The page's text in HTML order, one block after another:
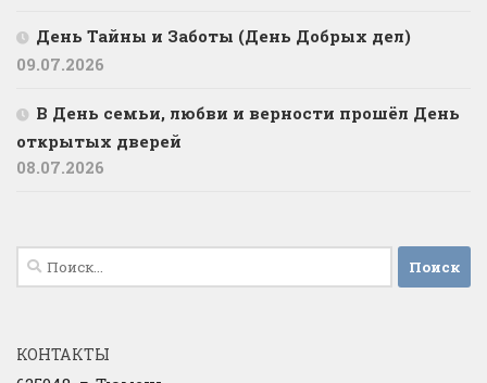
День Тайны и Заботы (День Добрых дел)
09.07.2026
В День семьи, любви и верности прошёл День
открытых дверей
08.07.2026
Найти:
КОНТАКТЫ